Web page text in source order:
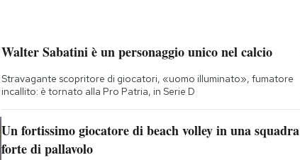
Walter Sabatini è un personaggio unico nel calcio
Stravagante scopritore di giocatori, «uomo illuminato», fumatore
incallito: è tornato alla Pro Patria, in Serie D
Un fortissimo giocatore di beach volley in una squadra
forte di pallavolo